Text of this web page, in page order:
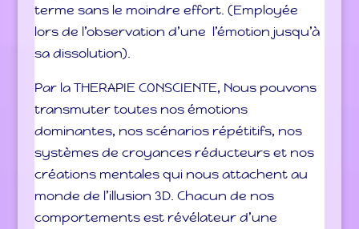
terme sans le moindre effort. (Employée
lors de l’observation d’une l’émotion jusqu’à
sa dissolution).
Par la THERAPIE CONSCIENTE, Nous pouvons
transmuter toutes nos émotions
dominantes, nos scénarios répétitifs, nos
systèmes de croyances réducteurs et nos
créations mentales qui nous attachent au
monde de l’illusion 3D. Chacun de nos
comportements est révélateur d’une